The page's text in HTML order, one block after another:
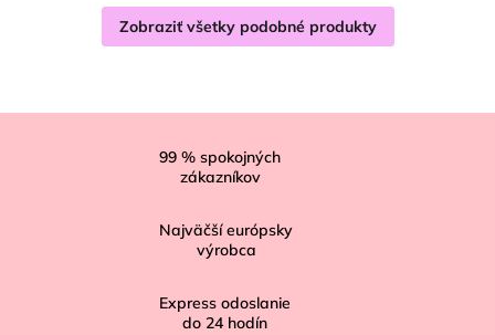
Zobraziť všetky podobné produkty
99 % spokojných
zákazníkov
Najväčší európsky
výrobca
Express odoslanie
do 24 hodín